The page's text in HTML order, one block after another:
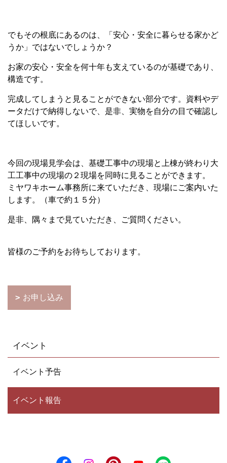
でもその根底にあるのは、「安心・安全に暮らせる家かど
うか」ではないでしょうか？
お家の安心・安全を何十年も支えているのが基礎であり、
構造です。
完成してしまうと見ることができない部分です。資料やデ
ータだけで納得しないで、是非、実物を自分の目で確認し
てほしいです。
今回の現場見学会は、基礎工事中の現場と上棟が終わり大
工工事中の現場の２現場を同時に見ることができます。
ミヤワキホーム事務所に来ていただき、現場にご案内いた
します。（車で約１５分）
是非、隅々まで見ていただき、ご質問ください。
皆様のご予約をお待ちしております。
お申し込み
イベント
イベント予告
イベント報告